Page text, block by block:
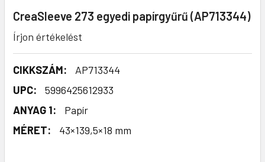
CreaSleeve 273 egyedi papírgyűrű (AP713344)
Írjon értékelést
CIKKSZÁM:
AP713344
UPC:
5996425612933
ANYAG 1:
Papír
MÉRET:
43×139,5×18 mm